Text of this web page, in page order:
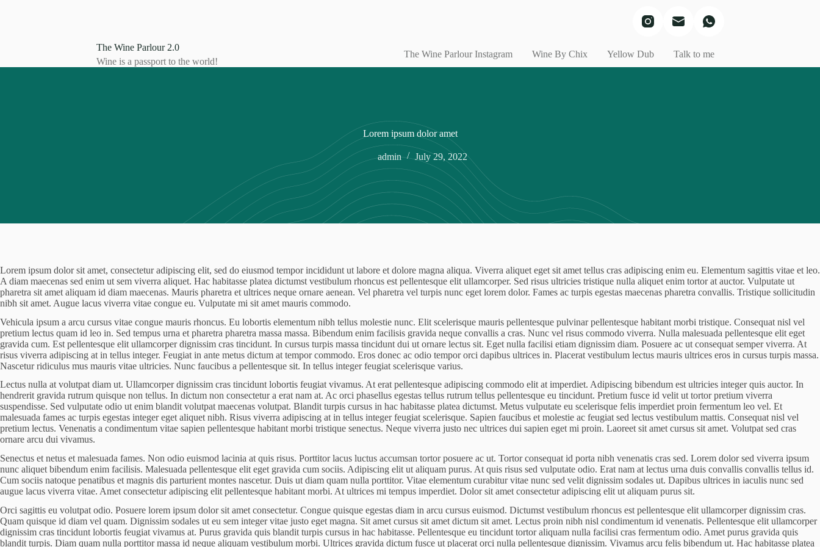
o
The Wine Parlour 2.0
Wine is a passport to the world!
The Wine Parlour Instagram Wine By Chix Yellow Dub Talk to me
Lorem ipsum dolor amet
admin July 29, 2022
Lorem ipsum dolor sit amet, consectetur adipiscing elit, sed do eiusmod tempor incididunt ut labore et dolore magna aliqua. Viverra aliquet eget sit amet tellus cras adipiscing enim eu. Elementum sagittis vitae et leo.
A diam maecenas sed enim ut sem viverra aliquet. Hac habitasse platea dictumst vestibulum rhoncus est pellentesque elit ullamcorper. Sed risus ultricies tristique nulla aliquet enim tortor at auctor. Vulputate ut
pharetra sit amet aliquam id diam maecenas. Mauris pharetra et ultrices neque ornare aenean. Vel pharetra vel turpis nunc eget lorem dolor. Fames ac turpis egestas maecenas pharetra convallis. Tristique sollicitudin
nibh sit amet. Augue lacus viverra vitae congue eu. Vulputate mi sit amet mauris commodo.
Vehicula ipsum a arcu cursus vitae congue mauris rhoncus. Eu lobortis elementum nibh tellus molestie nunc. Elit scelerisque mauris pellentesque pulvinar pellentesque habitant morbi tristique. Consequat nisl vel
pretium lectus quam id leo in. Sed tempus urna et pharetra pharetra massa massa. Bibendum enim facilisis gravida neque convallis a cras. Nunc vel risus commodo viverra. Nulla malesuada pellentesque elit eget
gravida cum. Est pellentesque elit ullamcorper dignissim cras tincidunt. In cursus turpis massa tincidunt dui ut ornare lectus sit. Eget nulla facilisi etiam dignissim diam. Posuere ac ut consequat semper viverra. At
risus viverra adipiscing at in tellus integer. Feugiat in ante metus dictum at tempor commodo. Eros donec ac odio tempor orci dapibus ultrices in. Placerat vestibulum lectus mauris ultrices eros in cursus turpis massa.
Nascetur ridiculus mus mauris vitae ultricies. Nunc faucibus a pellentesque sit. In tellus integer feugiat scelerisque varius.
Lectus nulla at volutpat diam ut. Ullamcorper dignissim cras tincidunt lobortis feugiat vivamus. At erat pellentesque adipiscing commodo elit at imperdiet. Adipiscing bibendum est ultricies integer quis auctor. In
hendrerit gravida rutrum quisque non tellus. In dictum non consectetur a erat nam at. Ac orci phasellus egestas tellus rutrum tellus pellentesque eu tincidunt. Pretium fusce id velit ut tortor pretium viverra
suspendisse. Sed vulputate odio ut enim blandit volutpat maecenas volutpat. Blandit turpis cursus in hac habitasse platea dictumst. Metus vulputate eu scelerisque felis imperdiet proin fermentum leo vel. Et
malesuada fames ac turpis egestas integer eget aliquet nibh. Risus viverra adipiscing at in tellus integer feugiat scelerisque. Sapien faucibus et molestie ac feugiat sed lectus vestibulum mattis. Consequat nisl vel
pretium lectus. Venenatis a condimentum vitae sapien pellentesque habitant morbi tristique senectus. Neque viverra justo nec ultrices dui sapien eget mi proin. Laoreet sit amet cursus sit amet. Volutpat sed cras
ornare arcu dui vivamus.
Senectus et netus et malesuada fames. Non odio euismod lacinia at quis risus. Porttitor lacus luctus accumsan tortor posuere ac ut. Tortor consequat id porta nibh venenatis cras sed. Lorem dolor sed viverra ipsum
nunc aliquet bibendum enim facilisis. Malesuada pellentesque elit eget gravida cum sociis. Adipiscing elit ut aliquam purus. At quis risus sed vulputate odio. Erat nam at lectus urna duis convallis convallis tellus id.
Cum sociis natoque penatibus et magnis dis parturient montes nascetur. Duis ut diam quam nulla porttitor. Vitae elementum curabitur vitae nunc sed velit dignissim sodales ut. Dapibus ultrices in iaculis nunc sed
augue lacus viverra vitae. Amet consectetur adipiscing elit pellentesque habitant morbi. At ultrices mi tempus imperdiet. Dolor sit amet consectetur adipiscing elit ut aliquam purus sit.
Orci sagittis eu volutpat odio. Posuere lorem ipsum dolor sit amet consectetur. Congue quisque egestas diam in arcu cursus euismod. Dictumst vestibulum rhoncus est pellentesque elit ullamcorper dignissim cras.
Quam quisque id diam vel quam. Dignissim sodales ut eu sem integer vitae justo eget magna. Sit amet cursus sit amet dictum sit amet. Lectus proin nibh nisl condimentum id venenatis. Pellentesque elit ullamcorper
dignissim cras tincidunt lobortis feugiat vivamus at. Purus gravida quis blandit turpis cursus in hac habitasse. Pellentesque eu tincidunt tortor aliquam nulla facilisi cras fermentum odio. Amet purus gravida quis
blandit turpis. Diam quam nulla porttitor massa id neque aliquam vestibulum morbi. Ultrices gravida dictum fusce ut placerat orci nulla pellentesque dignissim. Vivamus arcu felis bibendum ut. Hac habitasse platea